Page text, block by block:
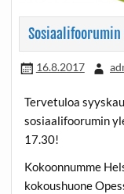
Sosiaalifoorumin
16.8.2017
Tervetuloa
sosiaalifoorumin
17.30!
Kokoonnumme
kokoushuone